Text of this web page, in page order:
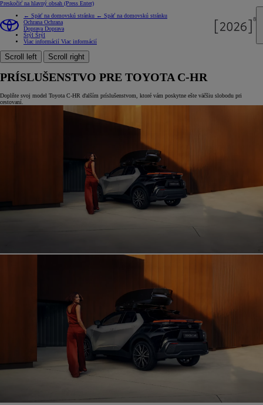
Preskočiť na hlavný obsah (Press Enter)
← Späť na domovskú stránku ← Späť na domovskú stránku
Ochrana Ochrana
Doprava Doprava
Štýl Štýl
Viac informácií Viac informácií
Scroll left Scroll right
PRÍSLUŠENSTVO PRE TOYOTA C-HR
Doplňte svoj model Toyota C-HR ďalším príslušenstvom, ktoré vám poskytne ešte väčšiu slobodu pri
cestovaní.